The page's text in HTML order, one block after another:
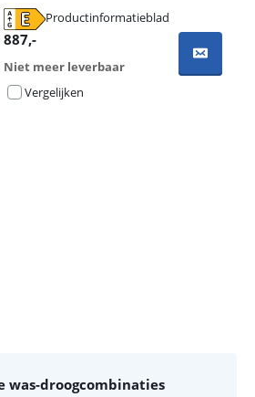
Productinformatieblad
887,-
Niet meer leverbaar
Vergelijken
was-droogcombinaties